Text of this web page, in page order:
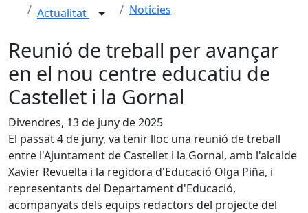
Actualitat Notícies
Reunió de treball per avançar
en el nou centre educatiu de
Castellet i la Gornal
Divendres, 13 de juny de 2025
El passat 4 de juny, va tenir lloc una reunió de treball
entre l'Ajuntament de Castellet i la Gornal, amb l'alcalde
Xavier Revuelta i la regidora d'Educació Olga Piña, i
representants del Departament d'Educació,
acompanyats dels equips redactors del projecte del